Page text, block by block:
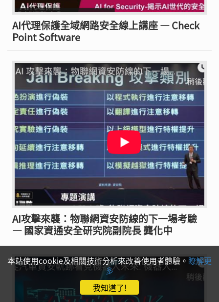
AI代理保護全域網路安全線上講座 — Check
Point Software
AI攻擊來襲：物聯網資安防線的下一場考驗
— 國家資通安全研究院副院長 龔化中
本站使用cookie及相關技術分析來改善使用者體驗。瞭解更
多
我知道了!